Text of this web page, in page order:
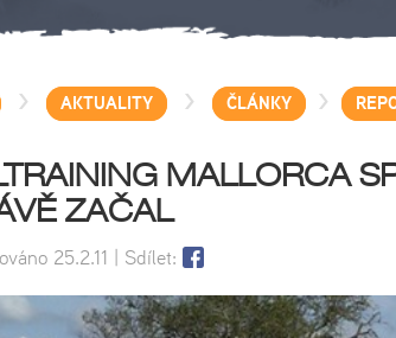
> AKTUALITY > ČLÁNKY >
MALLORCA
ZAČAL
25.2.11 | Sdílet: